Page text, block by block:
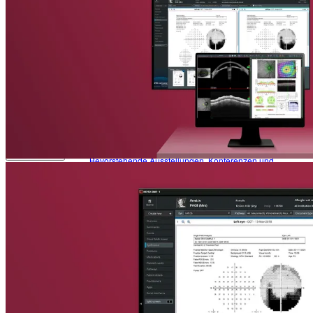
Das Neueste von Heidelberg Engineering
Veranstaltungen
Bevorstehende Ausstellungen, Konferenzen und
Virtual Booth
Cant make it? Check out our Virtual Booth
Erhalten Sie direkt Produktinformationen, Bildungsangebote und
Veranstaltungsaktualisierungen.
Anatomie des Auges
Um keine Neuigkeiten zu verpassen, melden Sie sich für unserenNewsletter
Das Neueste von Heidelberg Engineering
Veranstaltungen
Bevorstehende Ausstellungen, Konferenzen und Symposien